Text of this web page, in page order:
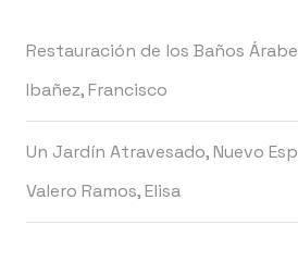
Restauración de los Baños
Ibañez, Francisco
Un Jardín Atravesado, Nuevo
Valero Ramos, Elisa